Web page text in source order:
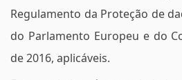
Regulamento da Proteção de
do Parlamento Europeu e do
de 2016, aplicáveis.